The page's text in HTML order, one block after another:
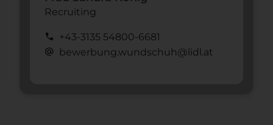
Recruiting
call +43-3135 54800-6681
alternate_email bewerbung.wundschuh@lidl.at